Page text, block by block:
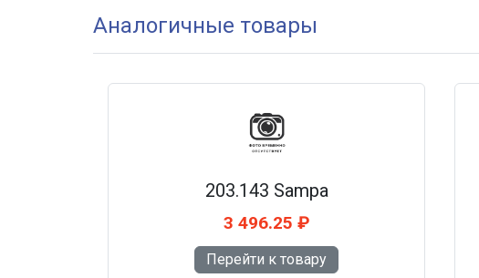
Аналогичные товары
203.143 Sampa
3 496.25 ₽
Перейти к товару